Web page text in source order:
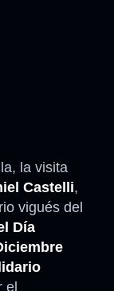
la visita
Castelli,
vigués del
Día
el